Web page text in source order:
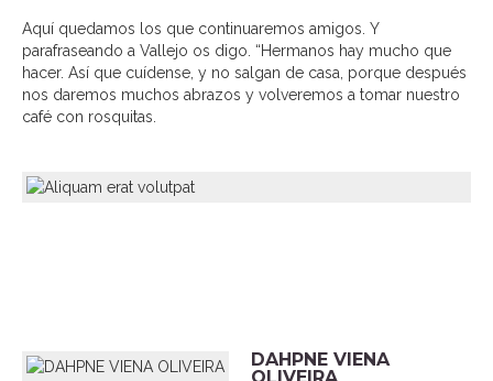
Aquí quedamos los que continuaremos amigos. Y
parafraseando a Vallejo os digo. “Hermanos hay mucho que
hacer. Así que cuídense, y no salgan de casa, porque después
nos daremos muchos abrazos y volveremos a tomar nuestro
café con rosquitas.
DAHPNE VIENA